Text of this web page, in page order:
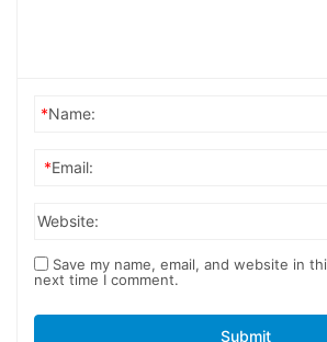
*Name:
*Email:
Website:
Save my name, email, and website in
next time I comment.
Submit